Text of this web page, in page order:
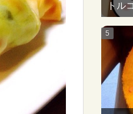
トル